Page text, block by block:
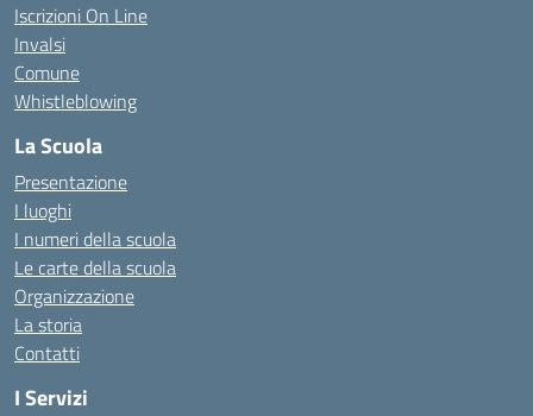
Iscrizioni On Line
Invalsi
Comune
Whistleblowing
La Scuola
Presentazione
I luoghi
I numeri della scuola
Le carte della scuola
Organizzazione
La storia
Contatti
I Servizi